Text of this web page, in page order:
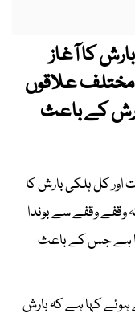
کا آغاز
علاقوں
کے باعث
کل ہلکی بارش کا
وقفے سے بوندا
ہے جس کے باعث
ہوئے کہا ہے کہ بارش